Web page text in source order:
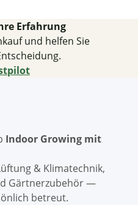
Erfahrung
und helfen Sie
Indoor Growing mit
& Klimatechnik,
Gärtnerzubehör —
betreut.